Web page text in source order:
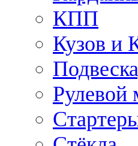
КПП
Кузов и
Рулевой